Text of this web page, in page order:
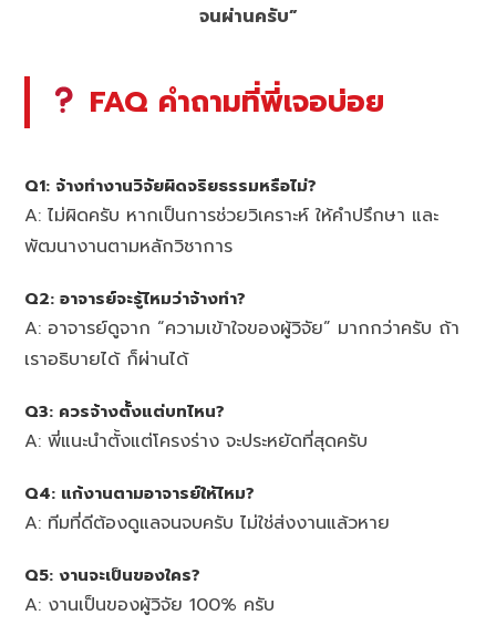
จนผ่านครับ”
FAQ คำถามที่พี่เจอบ่อย
Q1: จ้างทำงานวิจัยผิดจริยธรรมหรือไม่?
A: ไม่ผิดครับ หากเป็นการช่วยวิเคราะห์ ให้คำปรึกษา และ
พัฒนางานตามหลักวิชาการ
Q2: อาจารย์จะรู้ไหมว่าจ้างทำ?
A: อาจารย์ดูจาก “ความเข้าใจของผู้วิจัย” มากกว่าครับ ถ้า
เราอธิบายได้ ก็ผ่านได้
Q3: ควรจ้างตั้งแต่บทไหน?
A: พี่แนะนำตั้งแต่โครงร่าง จะประหยัดที่สุดครับ
Q4: แก้งานตามอาจารย์ให้ไหม?
A: ทีมที่ดีต้องดูแลจนจบครับ ไม่ใช่ส่งงานแล้วหาย
Q5: งานจะเป็นของใคร?
A: งานเป็นของผู้วิจัย 100% ครับ